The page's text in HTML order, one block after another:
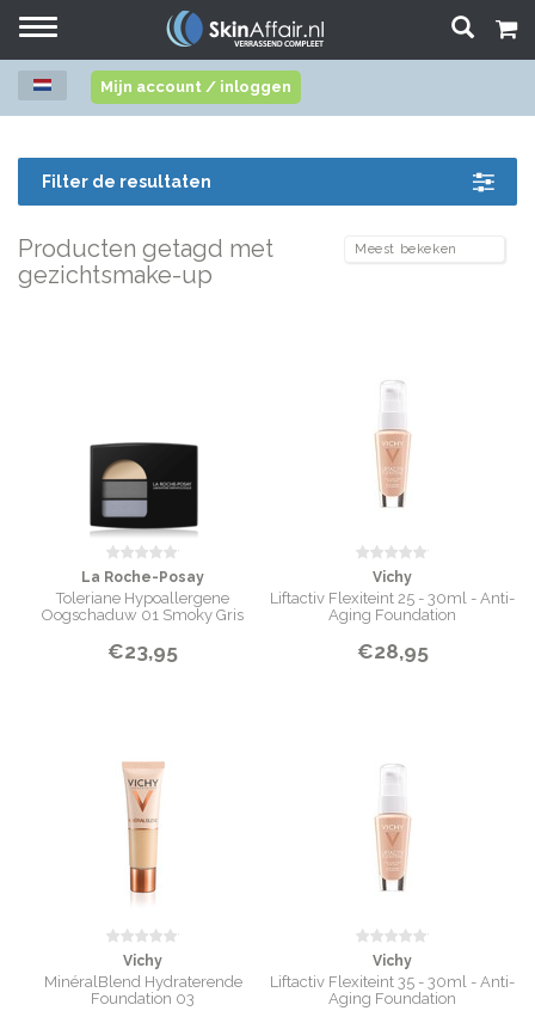
Toggle
Mijn account / inloggen
Filter de resultaten
Producten getagd met
gezichtsmake-up
La Roche-Posay
Toleriane Hypoallergene
Oogschaduw 01 Smoky Gris
€23,95
Vichy
Liftactiv Flexiteint 25 - 30ml - Anti-
Aging Foundation
€28,95
Vichy
MinéralBlend Hydraterende
Foundation 03
Vichy
Liftactiv Flexiteint 35 - 30ml - Anti-
Aging Foundation